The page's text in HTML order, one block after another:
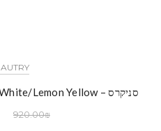
AUTRY קטלוג
סניקרס – AUTRY Medalist Sneakers White/Lemon Yellow
920.00₪